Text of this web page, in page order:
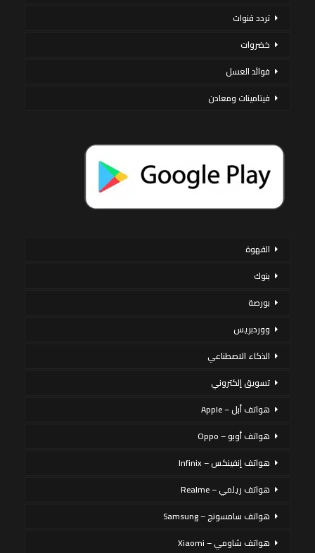
تردد قنوات
خضروات
فوائد العسل
فيتامينات ومعادن
القهوة
بنوك
بورصة
ووردبريس
الذكاء الاصطناعي
تسويق إلكتروني
هواتف أبل – Apple
هواتف أوبو – Oppo
هواتف إنفينكس – Infinix
هواتف ريلمي – Realme
هواتف سامسونج – Samsung
هواتف شاومي – Xiaomi